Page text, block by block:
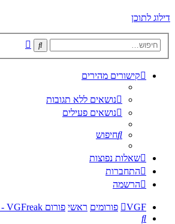
דילוג לתוכן
חיפוש
קישורים מהירים
נושאים ללא תגובות
נושאים פעילים
חיפוש
שאלות נפוצות
התחברות
הרשמה
VGF פורומים ראשי פורום VGFreak - כללי
חיפוש